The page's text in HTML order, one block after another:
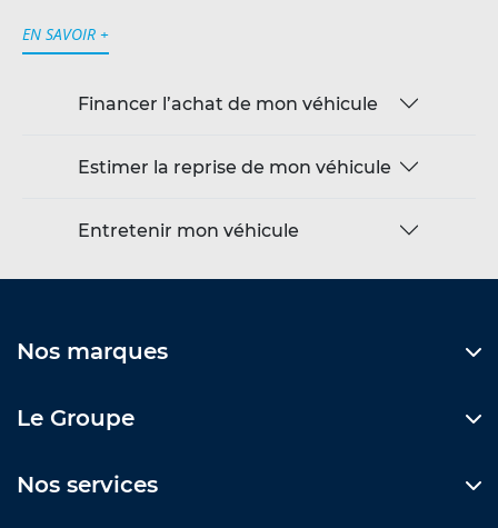
EN SAVOIR +
Financer l’achat de mon véhicule
Estimer la reprise de mon véhicule
Entretenir mon véhicule
Nos marques
Le Groupe
Nos services